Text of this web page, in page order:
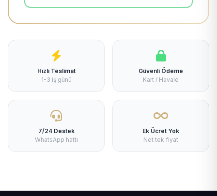
Hızlı Teslimat
1-3 iş günü
Güvenli Ödeme
Kart / Havale
7/24 Destek
WhatsApp hattı
Ek Ücret Yok
Net tek fiyat